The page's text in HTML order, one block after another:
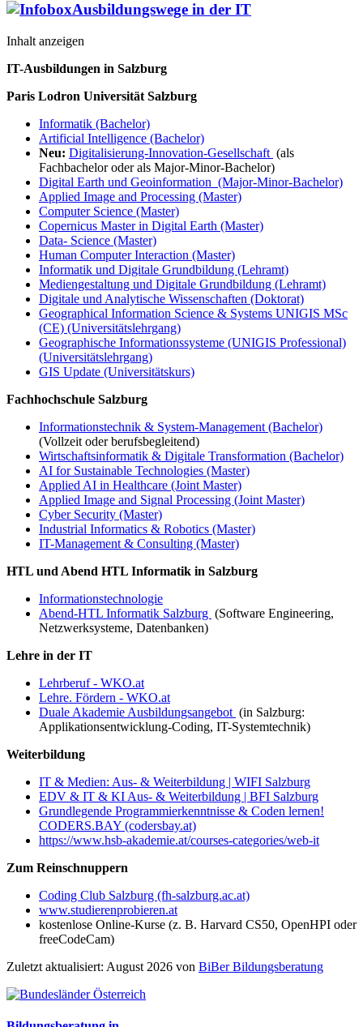
Ausbildungswege in der IT
Inhalt anzeigen
IT-Ausbildungen in Salzburg
Paris Lodron Universität Salzburg
Informatik (Bachelor)
Artificial Intelligence (Bachelor)
Neu: Digitalisierung-Innovation-Gesellschaft (als
Fachbachelor oder als Major-Minor-Bachelor)
Digital Earth und Geoinformation (Major-Minor-Bachelor)
Applied Image and Processing (Master)
Computer Science (Master)
Copernicus Master in Digital Earth (Master)
Data- Science (Master)
Human Computer Interaction (Master)
Informatik und Digitale Grundbildung (Lehramt)
Mediengestaltung und Digitale Grundbildung (Lehramt)
Digitale und Analytische Wissenschaften (Doktorat)
Geographical Information Science & Systems UNIGIS MSc
(CE) (Universitätslehrgang)
Geographische Informationssysteme (UNIGIS Professional)
(Universitätslehrgang)
GIS Update (Universitätskurs)
Fachhochschule Salzburg
Informationstechnik & System-Management (Bachelor)
(Vollzeit oder berufsbegleitend)
Wirtschaftsinformatik & Digitale Transformation (Bachelor)
AI for Sustainable Technologies (Master)
Applied AI in Healthcare (Joint Master)
Applied Image and Signal Processing (Joint Master)
Cyber Security (Master)
Industrial Informatics & Robotics (Master)
IT-Management & Consulting (Master)
HTL und Abend HTL Informatik in Salzburg
Informationstechnologie
Abend-HTL Informatik Salzburg (Software Engineering,
Netzwerksysteme, Datenbanken)
Lehre in der IT
Lehrberuf - WKO.at
Lehre. Fördern - WKO.at
Duale Akademie Ausbildungsangebot (in Salzburg:
Applikationsentwicklung-Coding, IT-Systemtechnik)
Weiterbildung
IT & Medien: Aus- & Weiterbildung | WIFI Salzburg
EDV & IT & KI Aus- & Weiterbildung | BFI Salzburg
Grundlegende Programmierkenntnisse & Coden lernen!
CODERS.BAY (codersbay.at)
https://www.hsb-akademie.at/courses-categories/web-it
Zum Reinschnuppern
Coding Club Salzburg (fh-salzburg.ac.at)
www.studierenprobieren.at
kostenlose Online-Kurse (z. B. Harvard CS50, OpenHPI oder
freeCodeCam)
Zuletzt aktualisiert: August 2026 von BiBer Bildungsberatung